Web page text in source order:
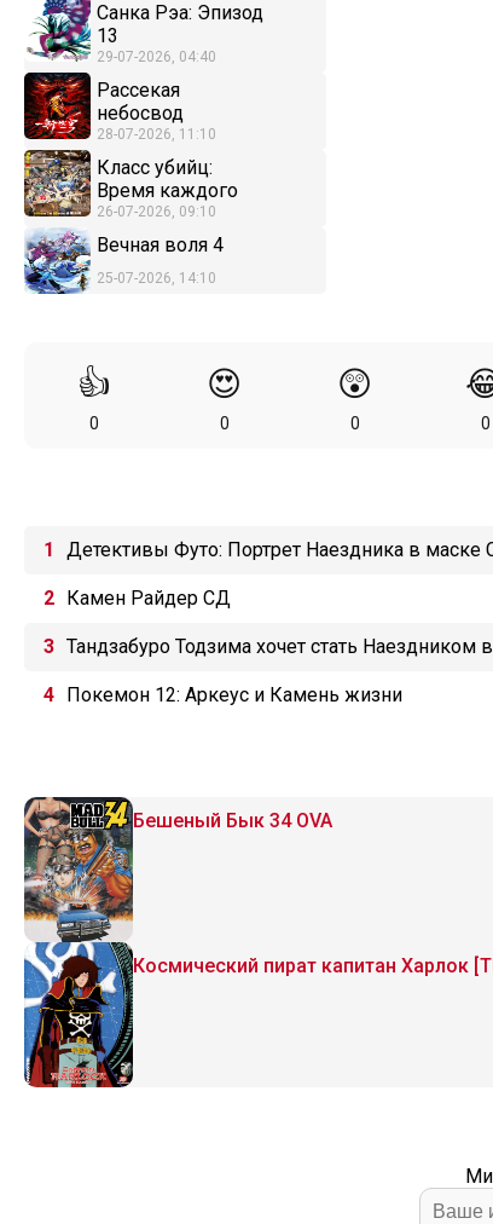
Санка Рэа: Эпизод
13
29-07-2026, 04:40
Рассекая
небосвод
28-07-2026, 11:10
Класс убийц:
Время каждого
26-07-2026, 09:10
Вечная воля 4
25-07-2026, 14:10
👍
0
😍
0
😲
0 0
Детективы Футо: Портрет Наездника в маске
Камен Райдер СД
Тандзабуро Тодзима хочет стать Наездником
Покемон 12: Аркеус и Камень жизни
Бешеный Бык 34 OVA
Космический пират капитан Харлок